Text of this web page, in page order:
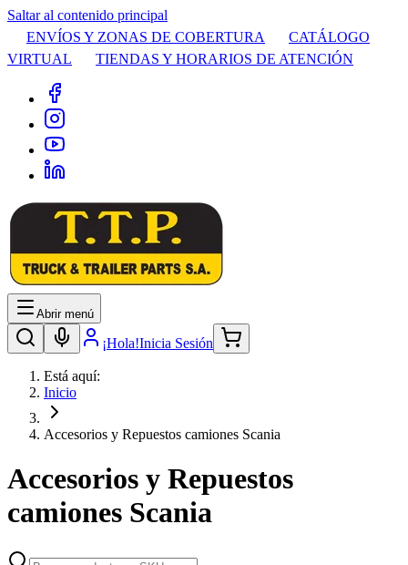
Saltar al contenido principal
ENVÍOS Y ZONAS DE COBERTURA
CATÁLOGO
VIRTUAL
TIENDAS Y HORARIOS DE ATENCIÓN
Abrir menú
¡Hola!Inicia Sesión
Está aquí:
Inicio
Accesorios y Repuestos camiones Scania
Accesorios y Repuestos
camiones Scania